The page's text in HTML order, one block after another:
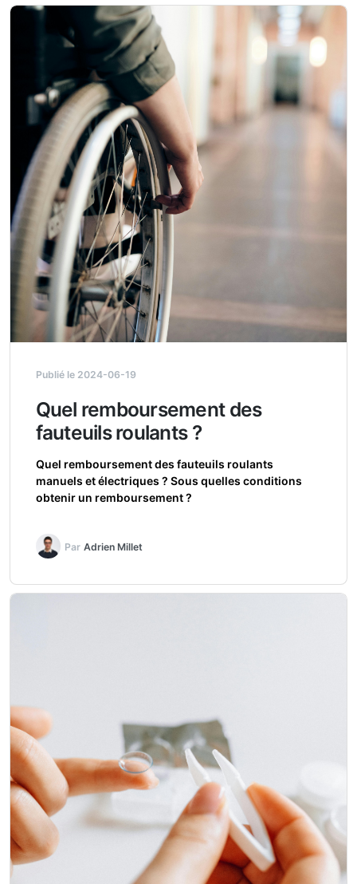
Publié le 2024-06-19
Quel remboursement des
fauteuils roulants ?
Quel remboursement des fauteuils roulants
manuels et électriques ? Sous quelles conditions
obtenir un remboursement ?
Par Adrien Millet